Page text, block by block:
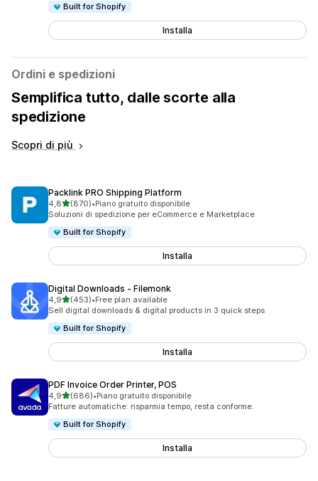
Built for Shopify
Installa
Ordini e spedizioni
Semplifica tutto, dalle scorte alla
spedizione
Scopri di più
Packlink PRO Shipping Platform
4,8stelle su 5
(870)
870 recensioni totali
•Piano gratuito disponibile
Soluzioni di spedizione per eCommerce e Marketplace
Built for Shopify
Installa
Digital Downloads ‑ Filemonk
4,9stelle su 5
(453)
453 recensioni totali
•Free plan available
Sell digital downloads & digital products in 3 quick steps
Built for Shopify
Installa
PDF Invoice Order Printer, POS
4,9stelle su 5
(686)
686 recensioni totali
•Piano gratuito disponibile
Fatture automatiche: risparmia tempo, resta conforme.
Built for Shopify
Installa